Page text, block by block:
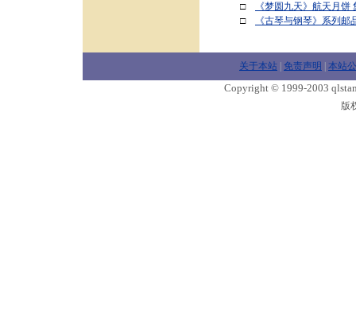
□
《梦圆九天》航天月
□
《古琴与钢琴》系列邮
关于本站 免责声明 本站
Copyright © 1999-2003
版